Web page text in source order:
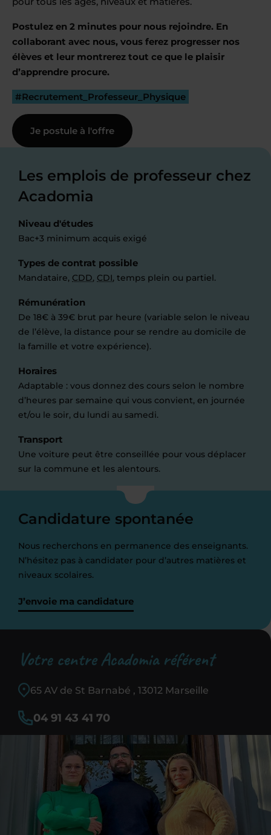
Postulez en 2 minutes pour nous rejoindre. En
collaborant avec nous, vous ferez progresser nos
élèves et leur montrerez tout ce que le plaisir
d’apprendre procure.
#Recrutement_Professeur_Physique
Je postule à l'offre
Les emplois de professeur chez
Acadomia
Niveau d'études
Bac+3 minimum acquis exigé
Types de contrat possible
Mandataire, CDD, CDI, temps plein ou partiel.
Rémunération
De 18€ à 39€ brut par heure (variable selon le niveau
de l’élève, la distance pour se rendre au domicile de
la famille et votre expérience).
Horaires
Adaptable : vous donnez des cours selon le nombre
d’heures par semaine qui vous convient, en journée
et/ou le soir, du lundi au samedi.
Transport
Une voiture peut être conseillée pour vous déplacer
sur la commune et les alentours.
Candidature spontanée
Nous recherchons en permanence des enseignants.
N’hésitez pas à candidater pour d’autres matières et
niveaux scolaires.
J’envoie ma candidature
Votre centre Acadomia référent
65 AV de St Barnabé , 13012 Marseille
04 91 43 41 70